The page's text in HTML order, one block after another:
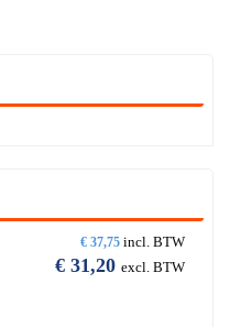
€ 37,75 incl. BTW
€ 31,20 excl. BTW